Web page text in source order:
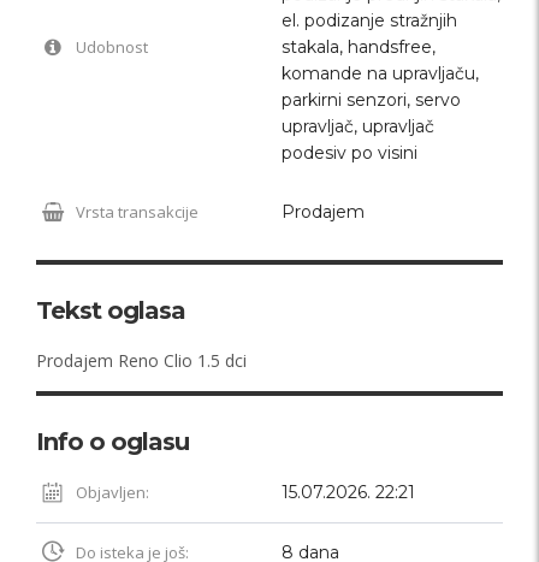
Udobnost
el. podizanje stražnjih
stakala, handsfree,
komande na upravljaču,
parkirni senzori, servo
upravljač, upravljač
podesiv po visini
Vrsta transakcije Prodajem
Tekst oglasa
Prodajem Reno Clio 1.5 dci
Info o oglasu
Objavljen: 15.07.2026. 22:21
Do isteka je još: 8 dana